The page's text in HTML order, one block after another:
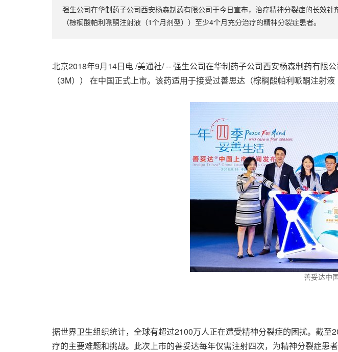
强生公司在华制药子公司西安杨森制药有限公司于今日宣布，治疗精神分裂症的长效
（棕榈酸帕利哌酮注射液（1个月剂型））至少4个月充分治疗的精神分裂症患者。
北京2018年9月14日电 /美通社/ -- 强生公司在华制药子公司西安杨森制药有限
（3M）） 在中国正式上市。该药适用于接受过善思达（棕榈酸帕利哌酮注射
善妥达中
据世界卫生组织统计，全球有超过2100万人正在遭受精神分裂症的困扰。截
疗的主要难题和挑战。此次上市的善妥达每年仅需注射四次，为精神分裂症患